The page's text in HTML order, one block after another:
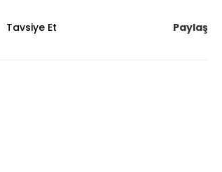
Tavsiye Et Paylaş